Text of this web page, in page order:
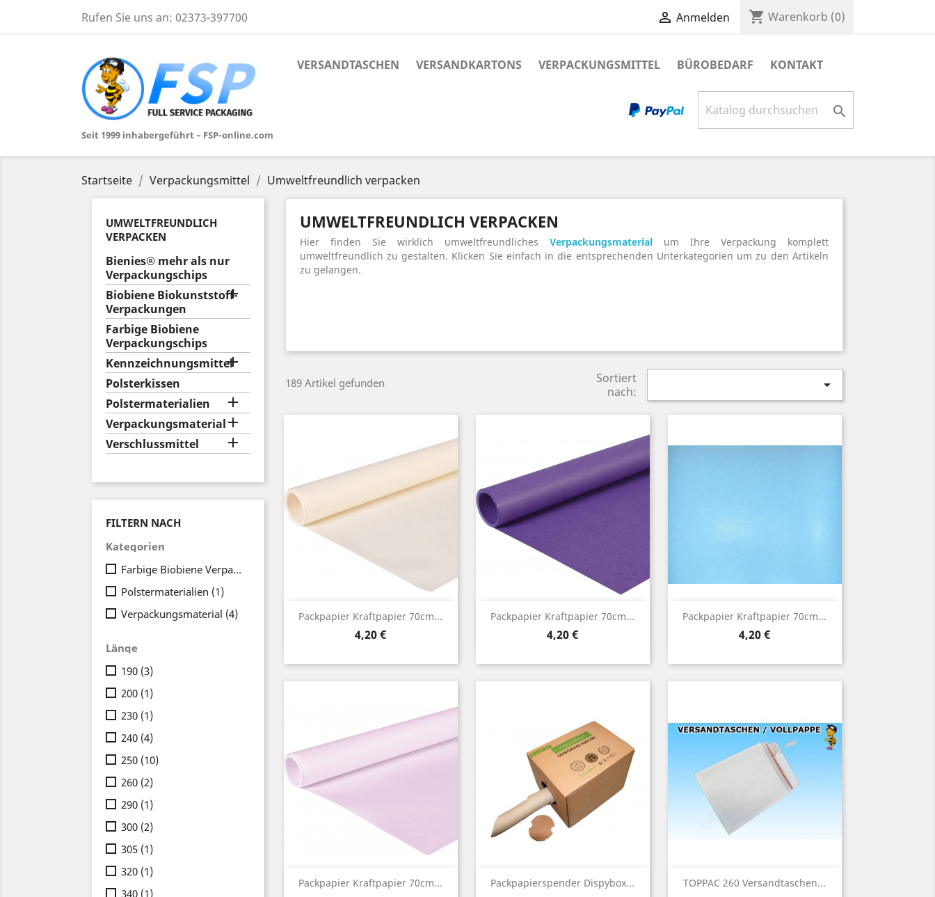
Rufen Sie uns an: 02373-397700  Anmelden shopping_cart Warenkorb (0)
Seit 1999 inhabergeführt – FSP-online.com
VERSANDTASCHEN VERSANDKARTONS VERPACKUNGSMITTEL BÜROBEDARF KONTAKT

Startseite Verpackungsmittel Umweltfreundlich verpacken
UMWELTFREUNDLICH
VERPACKEN
Bienies® mehr als nur
Verpackungschips
Biobiene Biokunststoff-
Verpackungen

Farbige Biobiene
Verpackungschips
Kennzeichnungsmittel

Polsterkissen
Polstermaterialien

Verpackungsmaterial
Verschlussmittel 
FILTERN NACH
Kategorien
Farbige Biobiene Verpackungschips
Polstermaterialien (1)
Verpackungsmaterial (4)
Länge
190 (3)
200 (1)
230 (1)
240 (4)
250 (10)
260 (2)
290 (1)
300 (2)
305 (1)
320 (1)
340 (1)
UMWELTFREUNDLICH VERPACKEN
Hier finden Sie wirklich umweltfreundliches Verpackungsmaterialum Ihre Verpackung komplett
umweltfreundlich zu gestalten. Klicken Sie einfach in die entsprechenden Unterkategorien um zu den Artikeln
zu gelangen.
189 Artikel gefunden
Sortiert
nach:

Packpapier Kraftpapier 70cm...
Preis
4,20 €
 Vorschau Packpapier Kraftpapier 70cm...
Preis
4,20 €
 Vorschau Packpapier Kraftpapier 70cm...
Preis
4,20 €
 Vorschau
Packpapier Kraftpapier 70cm...
 Vorschau Packpapierspender Dispybox...
Vorschau TOPPAC 260 Versandtaschen...
Vorschau